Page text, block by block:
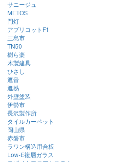
サニージュ
METOS
門灯
アプリコットF1
三島市
TN50
樹ら楽
木製建具
ひさし
遮音
遮熱
外壁塗装
伊勢市
長沢製作所
タイルカーペット
岡山県
赤磐市
ラワン構造用合板
Low-E複層ガラス